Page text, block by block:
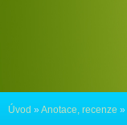
Úvod » Anotace, recenze »